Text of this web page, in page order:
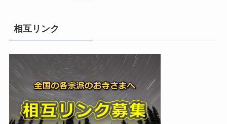
相互リンク